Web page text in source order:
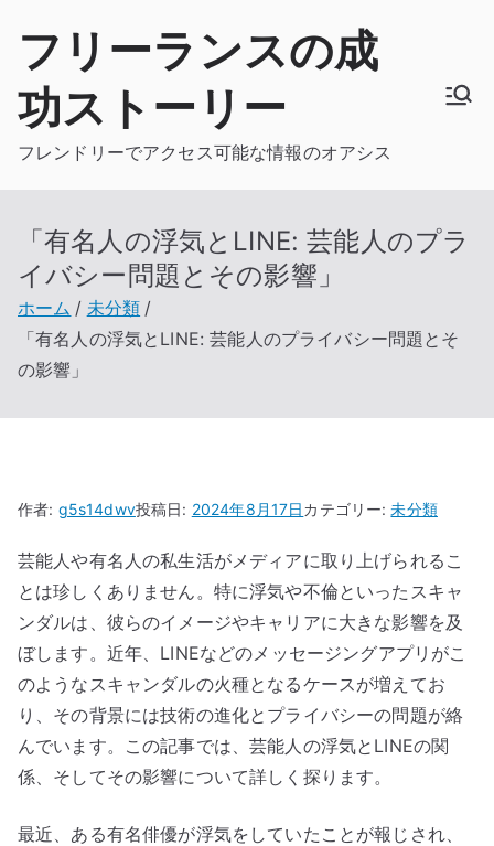
フリーランスの成
功ストーリー
フレンドリーでアクセス可能な情報のオアシス
「有名人の浮気とLINE: 芸能人のプラ
イバシー問題とその影響」
ホーム
未分類
「有名人の浮気とLINE: 芸能人のプライバシー問題とそ
の影響」
作者: g5s14dwv投稿日: 2024年8月17日カテゴリー:未分類
芸能人や有名人の私生活がメディアに取り上げられるこ
とは珍しくありません。特に浮気や不倫といったスキャ
ンダルは、彼らのイメージやキャリアに大きな影響を及
ぼします。近年、LINEなどのメッセージングアプリがこ
のようなスキャンダルの火種となるケースが増えてお
り、その背景には技術の進化とプライバシーの問題が絡
んでいます。この記事では、芸能人の浮気とLINEの関
係、そしてその影響について詳しく探ります。
最近、ある有名俳優が浮気をしていたことが報じされ、